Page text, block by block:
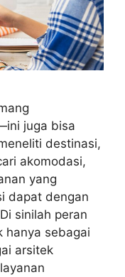
juga bisa
destinasi,
akomodasi,
yang
dapat dengan
sinilah peran
hanya sebagai
arsitek